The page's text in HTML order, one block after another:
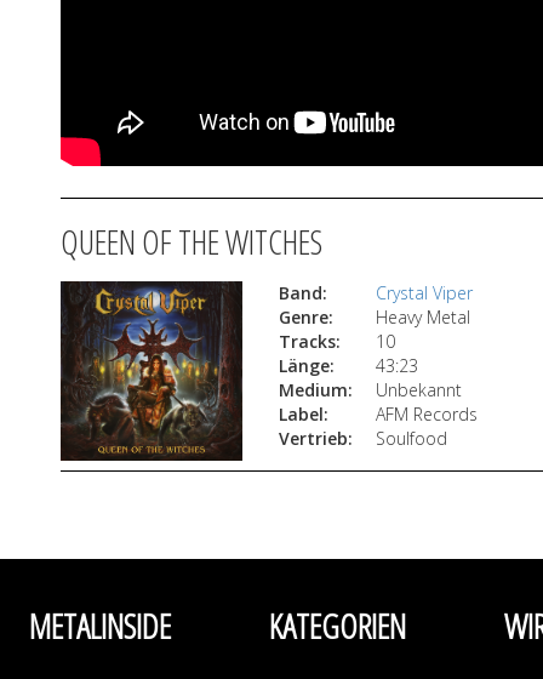
QUEEN OF THE WITCHES
Band:
Crystal Viper
Genre:
Heavy Metal
Tracks:
10
Länge:
43:23
Medium:
Unbekannt
Label:
AFM Records
Vertrieb:
Soulfood
METALINSIDE KATEGORIEN